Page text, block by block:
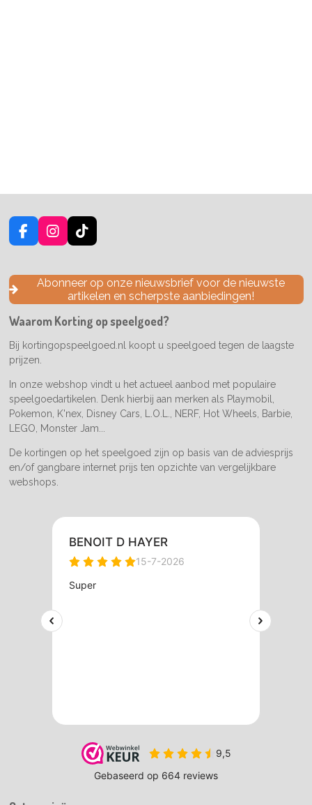
F
a
e
o
k
I
n
t
a
g
a
m
T
i
T
o
k
Abonneer op onze nieuwsbrief voor de nieuwste
artikelen en scherpste aanbiedingen!
Waarom Korting op speelgoed?
Bij kortingopspeelgoed.nl koopt u speelgoed tegen de laagste
prijzen.
In onze webshop vindt u het actueel aanbod met populaire
speelgoedartikelen. Denk hierbij aan merken als Playmobil,
Pokemon, K'nex, Disney Cars, L.O.L., NERF, Hot Wheels, Barbie,
LEGO, Monster Jam...
De kortingen op het speelgoed zijn op basis van de adviesprijs
en/of gangbare internet prijs ten opzichte van vergelijkbare
webshops.